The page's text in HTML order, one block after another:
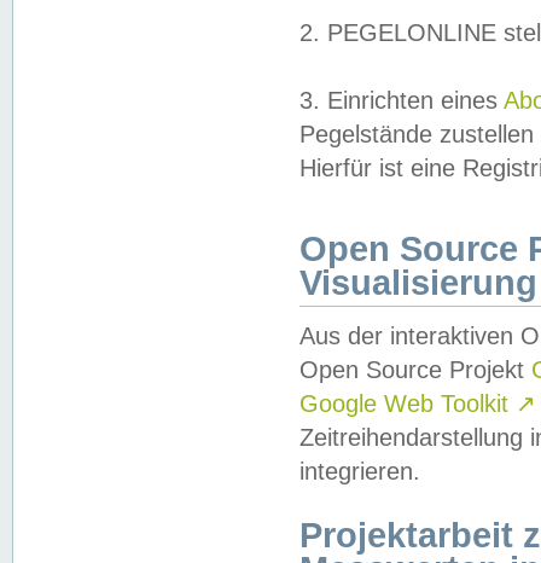
2. PEGELONLINE
3. Einrichten eines
Pegelstände
Hierfür ist eine
Open Source
Visualisierung
Aus der interaktiven
Open Source Projekt
Google Web Toolkit ↗
Zeitreihendarstellung
integrieren.
Projektarbeit